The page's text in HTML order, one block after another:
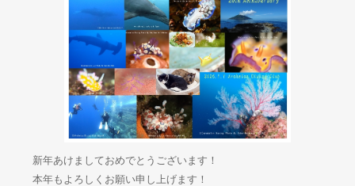
新年あけましておめでとうございます！
本年もよろしくお願い申し上げます！